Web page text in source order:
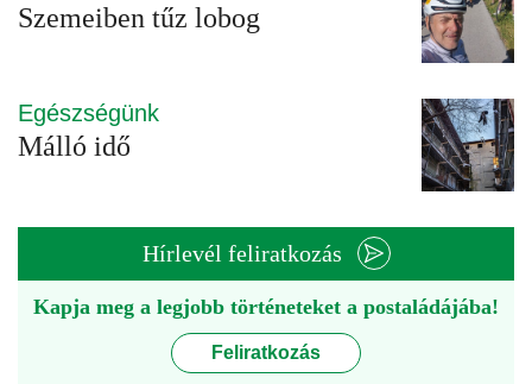
Szemeiben tűz lobog
Egészségünk
Málló idő
Hírlevél feliratkozás
Kapja meg a legjobb történeteket a postaládájába!
Feliratkozás